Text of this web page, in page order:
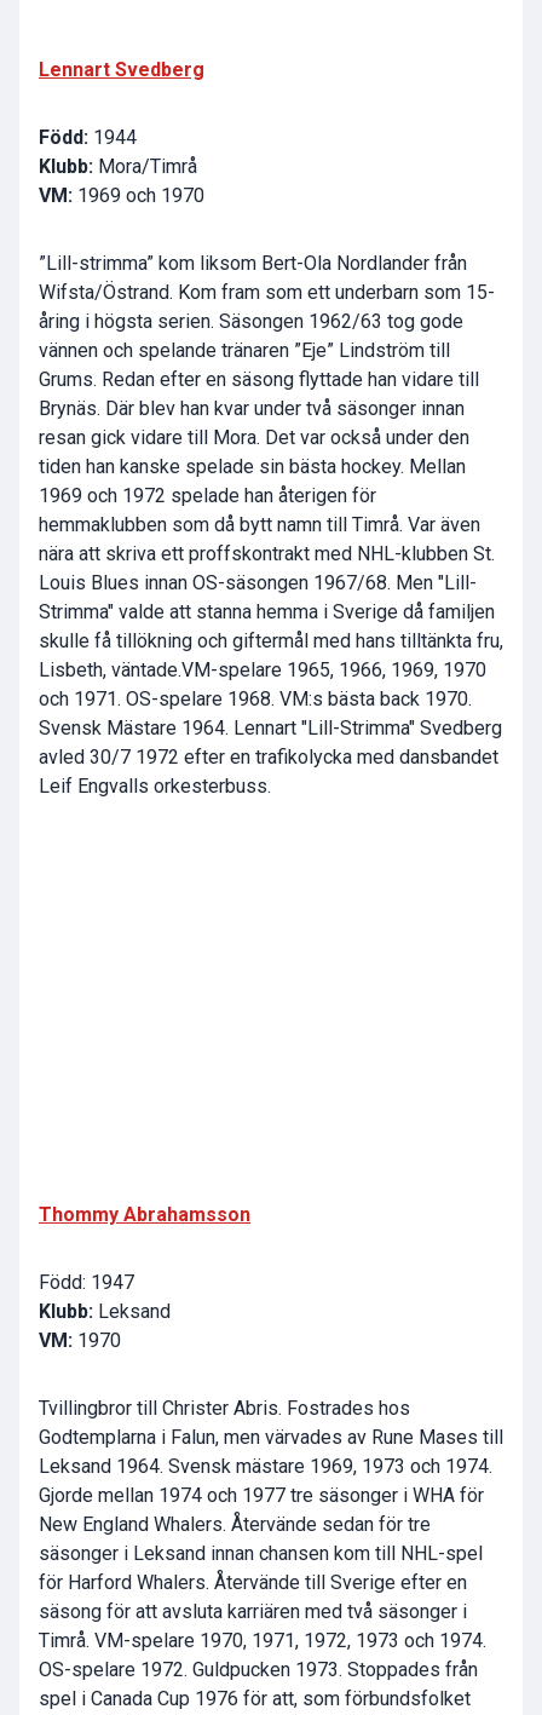
Lennart Svedberg
Född: 1944
Klubb: Mora/Timrå
VM: 1969 och 1970
”Lill-strimma” kom liksom Bert-Ola Nordlander från
Wifsta/Östrand. Kom fram som ett underbarn som 15-
åring i högsta serien. Säsongen 1962/63 tog gode
vännen och spelande tränaren ”Eje” Lindström till
Grums. Redan efter en säsong flyttade han vidare till
Brynäs. Där blev han kvar under två säsonger innan
resan gick vidare till Mora. Det var också under den
tiden han kanske spelade sin bästa hockey. Mellan
1969 och 1972 spelade han återigen för
hemmaklubben som då bytt namn till Timrå. Var även
nära att skriva ett proffskontrakt med NHL-klubben St.
Louis Blues innan OS-säsongen 1967/68. Men "Lill-
Strimma" valde att stanna hemma i Sverige då familjen
skulle få tillökning och giftermål med hans tilltänkta fru,
Lisbeth, väntade.VM-spelare 1965, 1966, 1969, 1970
och 1971. OS-spelare 1968. VM:s bästa back 1970.
Svensk Mästare 1964. Lennart "Lill-Strimma" Svedberg
avled 30/7 1972 efter en trafikolycka med dansbandet
Leif Engvalls orkesterbuss.
Thommy Abrahamsson
Född: 1947
Klubb: Leksand
VM: 1970
Tvillingbror till Christer Abris. Fostrades hos
Godtemplarna i Falun, men värvades av Rune Mases till
Leksand 1964. Svensk mästare 1969, 1973 och 1974.
Gjorde mellan 1974 och 1977 tre säsonger i WHA för
New England Whalers. Återvände sedan för tre
säsonger i Leksand innan chansen kom till NHL-spel
för Harford Whalers. Återvände till Sverige efter en
säsong för att avsluta karriären med två säsonger i
Timrå. VM-spelare 1970, 1971, 1972, 1973 och 1974.
OS-spelare 1972. Guldpucken 1973. Stoppades från
spel i Canada Cup 1976 för att, som förbundsfolket